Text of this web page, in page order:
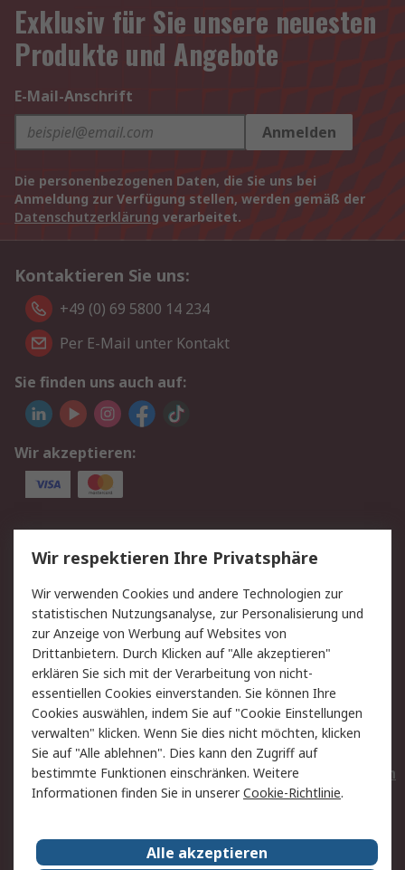
Exklusiv für Sie unsere neuesten
Produkte und Angebote
E-Mail-Anschrift
Anmelden
Die personenbezogenen Daten, die Sie uns bei
Anmeldung zur Verfügung stellen, werden gemäß der
Datenschutzerklärung verarbeitet.
Kontaktieren Sie uns:
+49 (0) 69 5800 14 234
Per E-Mail unter Kontakt
Sie finden uns auch auf:
Wir akzeptieren:
Service
Value Added Services
Lieferlösungen
Rücksendungen
Kontakt
Hilfe
Privatkunden
Rechtliches
AGB
Datenschutz
Cookie-Richtlinie
Zahlungsbedingungen
Copyright/Impressum
Entsorgung
Elektrogeräte/Batterien
RS weltweit
Wir respektieren Ihre Privatsphäre
Wir verwenden Cookies und andere Technologien zur
statistischen Nutzungsanalyse, zur Personalisierung und
zur Anzeige von Werbung auf Websites von
Drittanbietern. Durch Klicken auf "Alle akzeptieren"
erklären Sie sich mit der Verarbeitung von nicht-
essentiellen Cookies einverstanden. Sie können Ihre
Cookies auswählen, indem Sie auf "Cookie Einstellungen
verwalten" klicken. Wenn Sie dies nicht möchten, klicken
Sie auf "Alle ablehnen". Dies kann den Zugriff auf
bestimmte Funktionen einschränken. Weitere
Informationen finden Sie in unsererCookie-Richtlinie.
Alle akzeptieren